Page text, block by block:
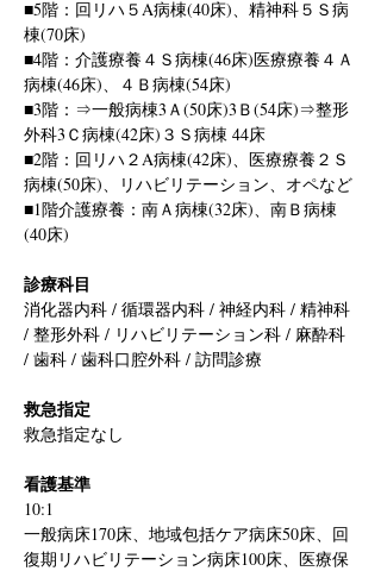
■5階：回リハ５A病棟(40床)、精神科５Ｓ病
棟(70床)
■4階：介護療養４Ｓ病棟(46床)医療療養４Ａ
病棟(46床)、４Ｂ病棟(54床)
■3階：⇒一般病棟3Ａ(50床)3Ｂ(54床)⇒整形
外科3Ｃ病棟(42床)３Ｓ病棟 44床
■2階：回リハ２A病棟(42床)、医療療養２Ｓ
病棟(50床)、リハビリテーション、オペなど
■1階介護療養：南Ａ病棟(32床)、南Ｂ病棟
(40床)
診療科目
消化器内科 / 循環器内科 / 神経内科 / 精神科
/ 整形外科 / リハビリテーション科 / 麻酔科
/ 歯科 / 歯科口腔外科 / 訪問診療
救急指定
救急指定なし
看護基準
10:1
一般病床170床、地域包括ケア病床50床、回
復期リハビリテーション病床100床、医療保